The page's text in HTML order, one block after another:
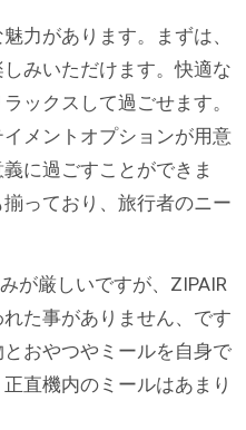
力があります。まずは、
みいただけます。快適な
ックスして過ごせます。
メントオプションが用意
に過ごすことができま
っており、旅行者のニー
が厳しいですが、ZIPAIR
た事がありません、です
おやつやミールを自身で
直機内のミールはあまり